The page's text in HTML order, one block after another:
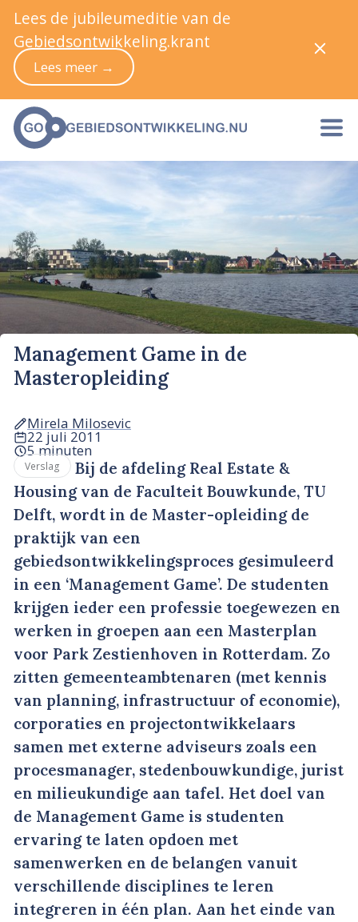
Management Game in de
Masteropleiding
Mirela Milosevic
22 juli 2011
5 minuten
Verslag
Bij de afdeling Real Estate &
Housing van de Faculteit Bouwkunde, TU
Delft, wordt in de Master-opleiding de
praktijk van een
gebiedsontwikkelingsproces gesimuleerd
in een ‘Management Game’. De studenten
krijgen ieder een professie toegewezen en
werken in groepen aan een Masterplan
voor Park Zestienhoven in Rotterdam. Zo
zitten gemeenteambtenaren (met kennis
van planning, infrastructuur of economie),
corporaties en projectontwikkelaars
samen met externe adviseurs zoals een
procesmanager, stedenbouwkundige, jurist
en milieukundige aan tafel. Het doel van
de Management Game is studenten
ervaring te laten opdoen met
samenwerken en de belangen vanuit
verschillende disciplines te leren
integreren in één plan. Aan het einde van
Lees de jubileumeditie van de
Gebiedsontwikkeling.krant
Lees meer →